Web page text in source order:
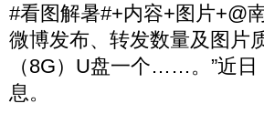
#看图解暑#+内容+图片+@
微博发布、转发数量及图片
（8G）U盘一个……。”近
息。